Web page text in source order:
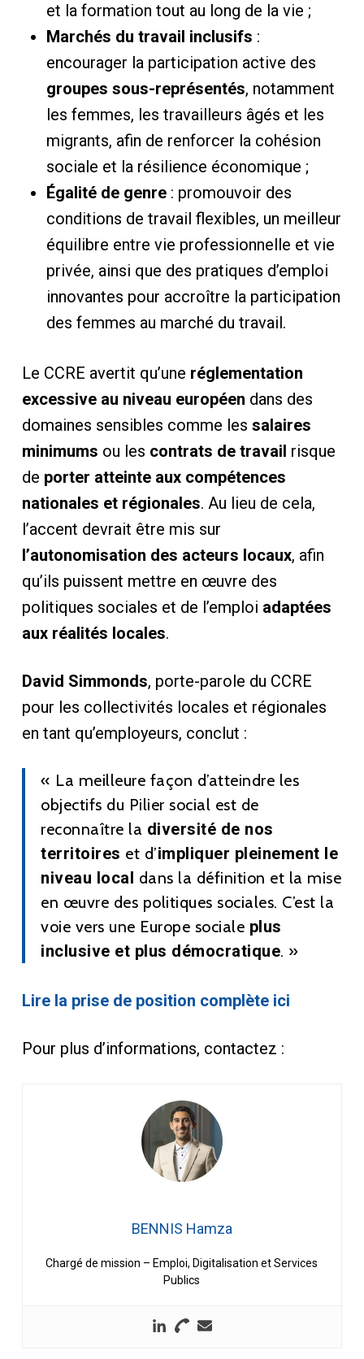
et la formation tout au long de la vie ;
Marchés du travail inclusifs :
encourager la participation active des
groupes sous-représentés, notamment
les femmes, les travailleurs âgés et les
migrants, afin de renforcer la cohésion
sociale et la résilience économique ;
Égalité de genre: promouvoir des
conditions de travail flexibles, un meilleur
équilibre entre vie professionnelle et vie
privée, ainsi que des pratiques d’emploi
innovantes pour accroître la participation
des femmes au marché du travail.
Le CCRE avertit qu’une réglementation
excessive au niveau européen dans des
domaines sensibles comme les salaires
minimums ou les contrats de travail risque
de porter atteinte aux compétences
nationales et régionales. Au lieu de cela,
l’accent devrait être mis sur
l’autonomisation des acteurs locaux, afin
qu’ils puissent mettre en œuvre des
politiques sociales et de l’emploi adaptées
aux réalités locales.
David Simmonds, porte-parole du CCRE
pour les collectivités locales et régionales
en tant qu’employeurs, conclut :
« La meilleure façon d’atteindre les
objectifs du Pilier social est de
reconnaître la diversité de nos
territoires et d’impliquer pleinement le
niveau local dans la définition et la mise
en œuvre des politiques sociales. C’est la
voie vers une Europe sociale plus
inclusive et plus démocratique. »
Lire la prise de position complète ici
Pour plus d’informations, contactez :
BENNIS Hamza
Chargé de mission – Emploi, Digitalisation et Services
Publics